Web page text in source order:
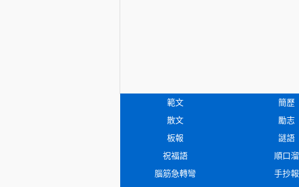
範文 簡歷
散文
勵志
板報
謎語
祝福語
順口溜
腦筋急轉彎
手抄報